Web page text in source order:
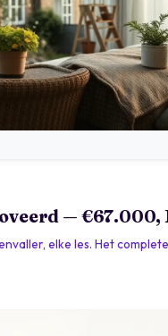
— €67.000,
elke les. Het